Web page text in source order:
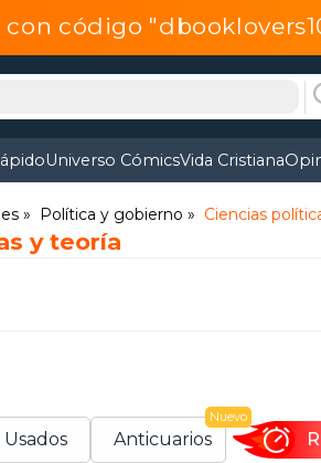
con código
Universo CómicsVida Cristiana
Política y gobierno Ciencias
y teoría
Usados Anticuarios
Nuevo